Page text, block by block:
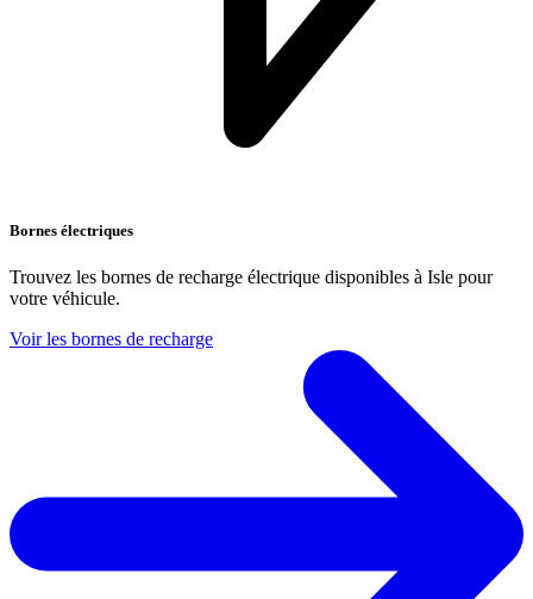
Bornes électriques
Trouvez les bornes de recharge électrique disponibles à Isle pour
votre véhicule.
Voir les bornes de recharge